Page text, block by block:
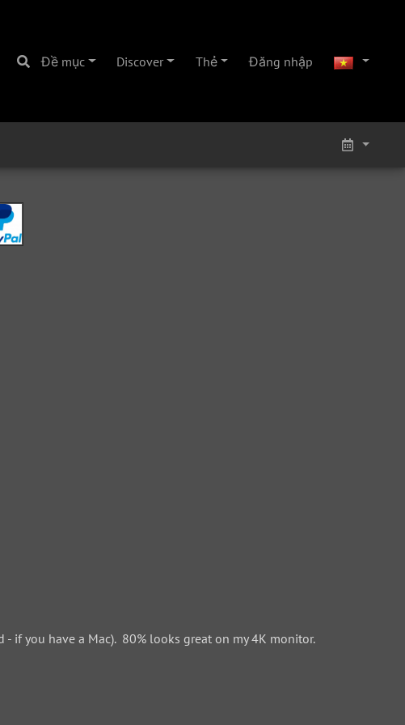
Đề mục Discover Thẻ Đăng nhập
- if you have a Mac). 80% looks great on my 4K monitor.